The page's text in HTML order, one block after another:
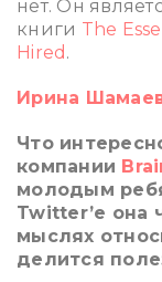
нет. Он
книги The
Hired .
Ирина
Что
компании
молодым
Twitter’е она
мыслях
делится